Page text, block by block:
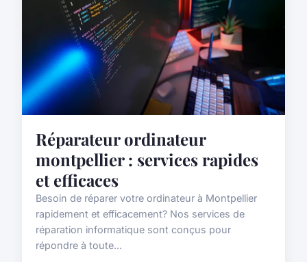
Réparateur ordinateur
montpellier : services rapides
et efficaces
Besoin de réparer votre ordinateur à Montpellier
rapidement et efficacement? Nos services de
réparation informatique sont conçus pour
répondre à toute...